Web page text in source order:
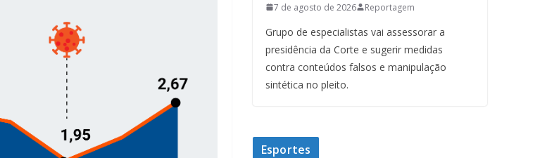
7 de agosto de 2026 Reportagem
Grupo de especialistas vai assessorar a
presidência da Corte e sugerir medidas
contra conteúdos falsos e manipulação
sintética no pleito.
Esportes